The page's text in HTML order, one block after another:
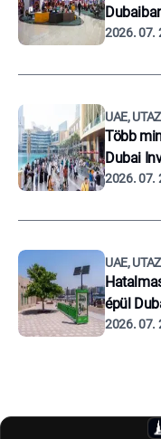
2026. 07.
UAE,
Több
Dubai
2026. 07.
UAE,
épül
2026. 07.